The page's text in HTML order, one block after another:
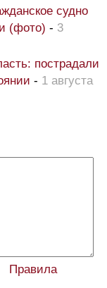
судно
(фото) - 3
пострадали
- 1 августа
Правила